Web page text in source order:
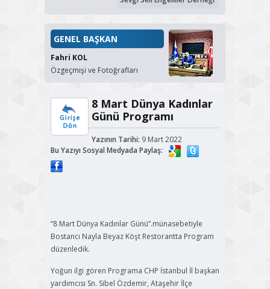
GENEL BAŞKAN
Fahri KOL
Özgeçmişi ve Fotoğrafları
8 Mart Dünya Kadınlar
Günü Programı
Yazının Tarihi: 9 Mart 2022
Bu Yazıyı Sosyal Medyada Paylaş:
“8 Mart Dünya Kadınlar Günü”.münasebetiyle
Bostancı Nayla Beyaz Köşt Restorantta Program
düzenledik.
Yoğun ilgi gören Programa CHP İstanbul İl başkan
yardımcısı Sn. Sibel Özdemir, Ataşehir İlçe